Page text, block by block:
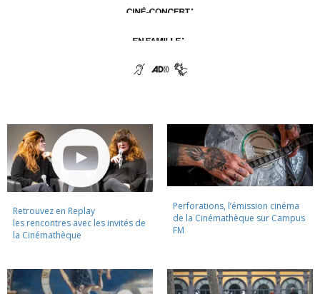
Retrouvez en Replay
les rencontres avec les invités de
la Cinémathèque
Perforations, l’émission cinéma
de la Cinémathèque sur Campus
FM